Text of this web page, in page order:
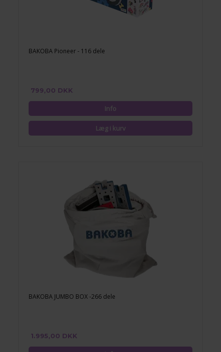
BAKOBA Pioneer - 116 dele
799,00 DKK
BAKOBA JUMBO BOX -266 dele
1.995,00 DKK